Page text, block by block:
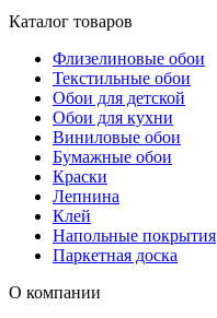
Каталог товаров
Флизелиновые обои
Текстильные обои
Обои для детской
Обои для кухни
Виниловые обои
Бумажные обои
Краски
Лепнина
Клей
Напольные покрытия
Паркетная доска
О компании